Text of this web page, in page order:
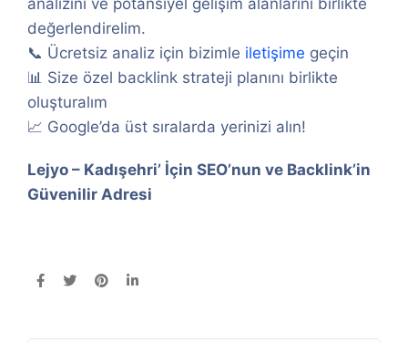
analizini ve potansiyel gelişim alanlarını birlikte
değerlendirelim.
📞 Ücretsiz analiz için bizimle iletişime geçin
📊 Size özel backlink strateji planını birlikte
oluşturalım
📈 Google’da üst sıralarda yerinizi alın!
Lejyo – Kadışehri’ İçin SEO’nun ve Backlink’in
Güvenilir Adresi